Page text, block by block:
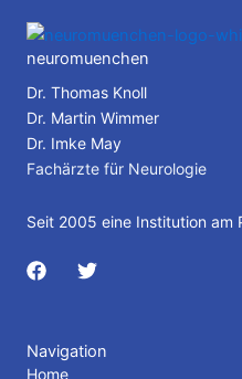
neuromuenchen
Dr. Thomas Knoll
Dr. Martin Wimmer
Dr. Imke May
Fachärzte für Neurologie
Seit 2005 eine Institution am
F
b
o
T
t
Navigation
Home